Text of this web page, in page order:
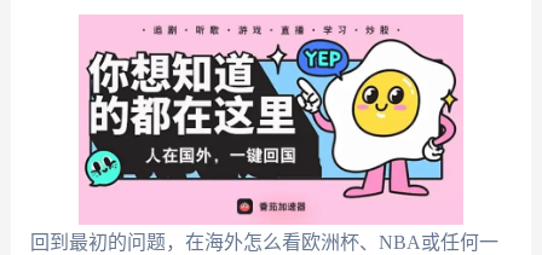
回到最初的问题，在海外怎么看欧洲杯、NBA或任何一